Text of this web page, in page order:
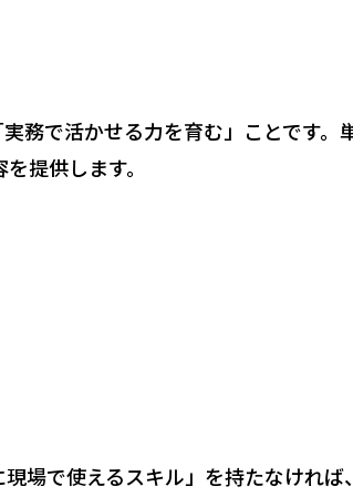
務で活かせる力を育む」ことです。
提供します。
場で使えるスキル」を持たなければ